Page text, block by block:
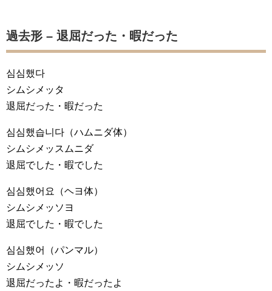
過去形 – 退屈だった・暇だった
심심했다
シムシメッタ
退屈だった・暇だった
심심했습니다 （ハムニダ体）
シムシメッスムニダ
退屈でした・暇でした
심심했어요
（ヘヨ体）
シムシメッソヨ
退屈でした・暇でした
심심했어
（パンマル）
シムシメッソ
退屈だったよ・暇だったよ